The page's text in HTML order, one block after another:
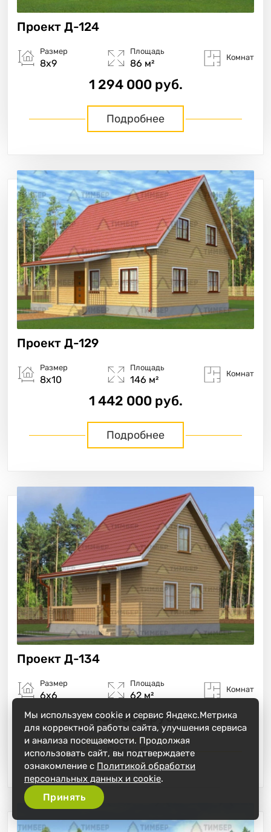
Проект Д-124
Размер
8х9
Площадь
86 м²
Комнат
1 294 000 руб.
Подробнее
Проект Д-129
Размер
8х10
Площадь
146 м²
Комнат
1 442 000 руб.
Подробнее
Проект Д-134
Размер
6х6
Площадь
62 м²
Комнат
739 000 руб.
Подробнее
Мы используем cookie и сервис Яндекс.Метрика
для корректной работы сайта, улучшения сервиса
и анализа посещаемости. Продолжая
использовать сайт, вы подтверждаете
ознакомление с Политикой обработки
персональных данных и cookie.
Принять